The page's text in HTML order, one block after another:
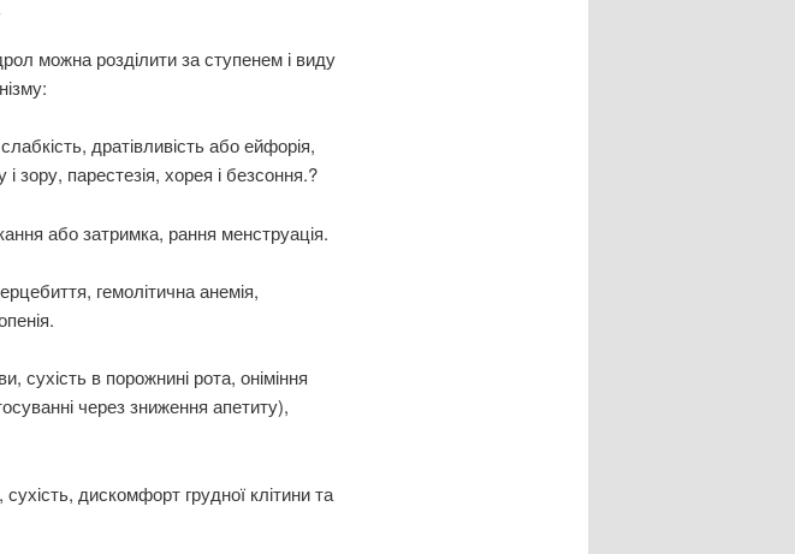
можна розділити за ступенем і виду
дратівливість або ейфорія,
зору, парестезія, хорея і безсоння.?
або затримка, рання менструація.
гемолітична анемія,
в порожнині рота, оніміння
через зниження апетиту),
дискомфорт грудної клітини та